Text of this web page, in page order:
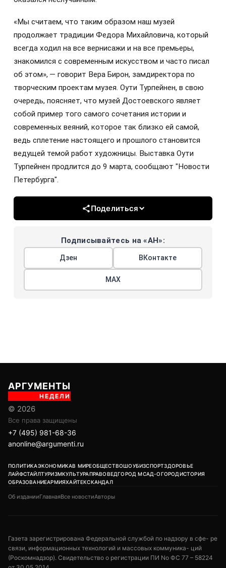
«Мы считаем, что таким образом наш музей
продолжает традиции Федора Михайловича, который
всегда ходил на все вернисажи и на все премьеры,
знакомился с современным искусством и часто писал
об этом», — говорит Вера Бирон, замдиректора по
творческим проектам музея. Оути Турпейнен, в свою
очередь, поясняет, что музей Достоевского являет
собой пример того самого сочетания истории и
современных веяний, которое так близко ей самой,
ведь сплетение настоящего и прошлого становится
ведущей темой работ художницы. Выставка Оути
Турпейнен продлится до 9 марта, сообщают "Новости
Петербурга".
Поделиться
Подписывайтесь на «АН»:
Дзен ВКонтакте
МАХ
АРГУМЕНТЫ
НЕДЕЛИ
© 2026
Все права защищены
+7 (495) 981-68-36
anonline@argumenti.ru
ПОЛИТИКАЭКОНОМИКАВ МИРЕОБЩЕСТВОШОУБИЗСПОРТЗДОРОВЬЕ
ЛАЙФСТАЙЛТУРИЗМКУЛЬТУРАПРАВОВЕДГОРОД МСАД-ОГОРОДИСТОРИЯ
ОБРАЗОВАНИЕАРМИЯХАЙТЕКСКАНДАЛ
Об изданииГлавнаяВсе новостиАвторы
Газета зарегистрирована Федеральной службой по надзору в сфе- ре
связи, информационных технологий и массовых коммуника- ций
(Роскомнадзор). Свидетельство о регистрации ПИ No ФС 77 – 58224